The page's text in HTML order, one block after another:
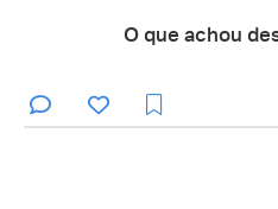
O que achou